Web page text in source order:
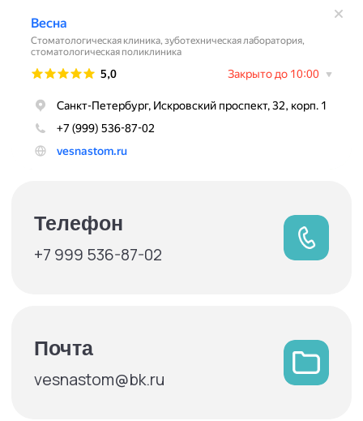
© 2017–2024 Все права защищены
Политика конфиденциальности
офертой, определяемой положениями Статьи 437 ГК РФ. Цены указаны для
ознакомления
разработано